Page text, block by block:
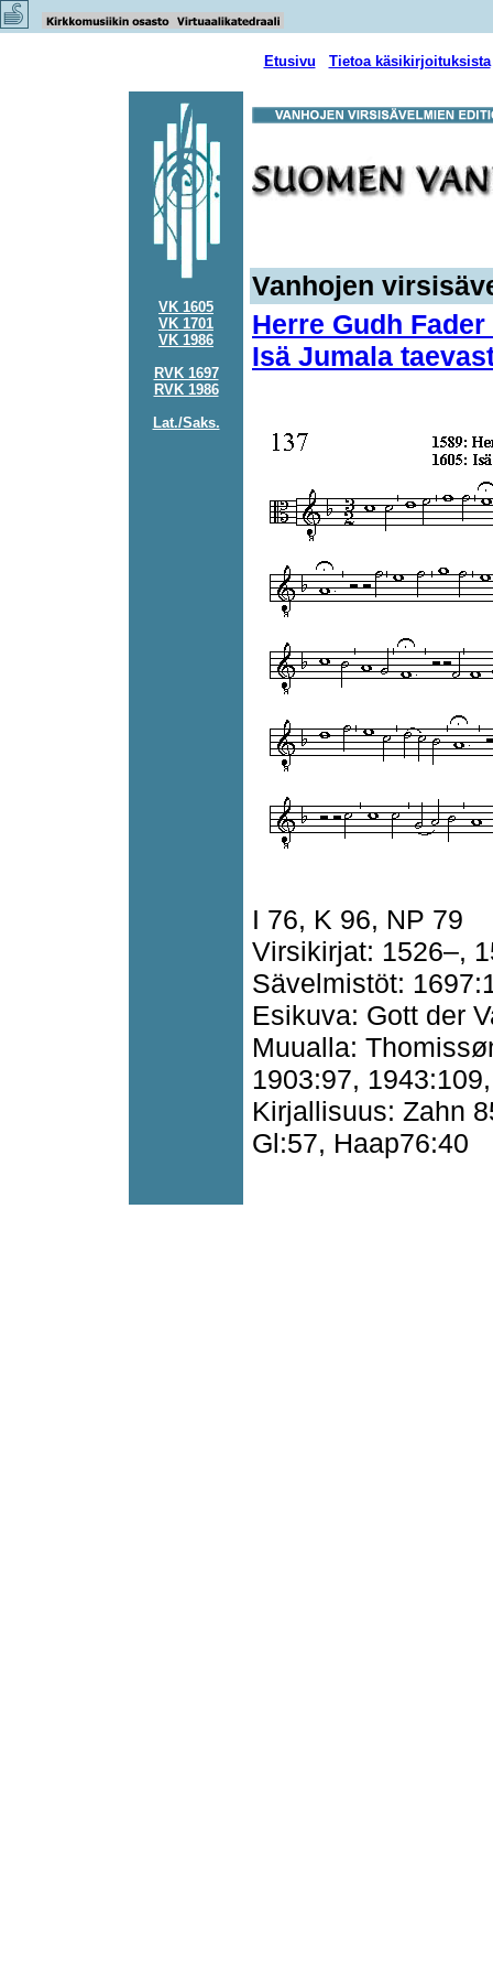
Etusivu Tietoa käsikirjoituksista
VK 1605
VK 1701
VK 1986
RVK 1697
RVK 1986
Lat./Saks.
Vanhojen
Herre Gudh
Isä Jumala
I 76, K 96, NP 79
Virsikirjat: 1526–,
Sävelmistöt:
Esikuva: Gott der
Muualla:
1903:97,
Kirjallisuus: Zahn
Gl:57, Haap76:40